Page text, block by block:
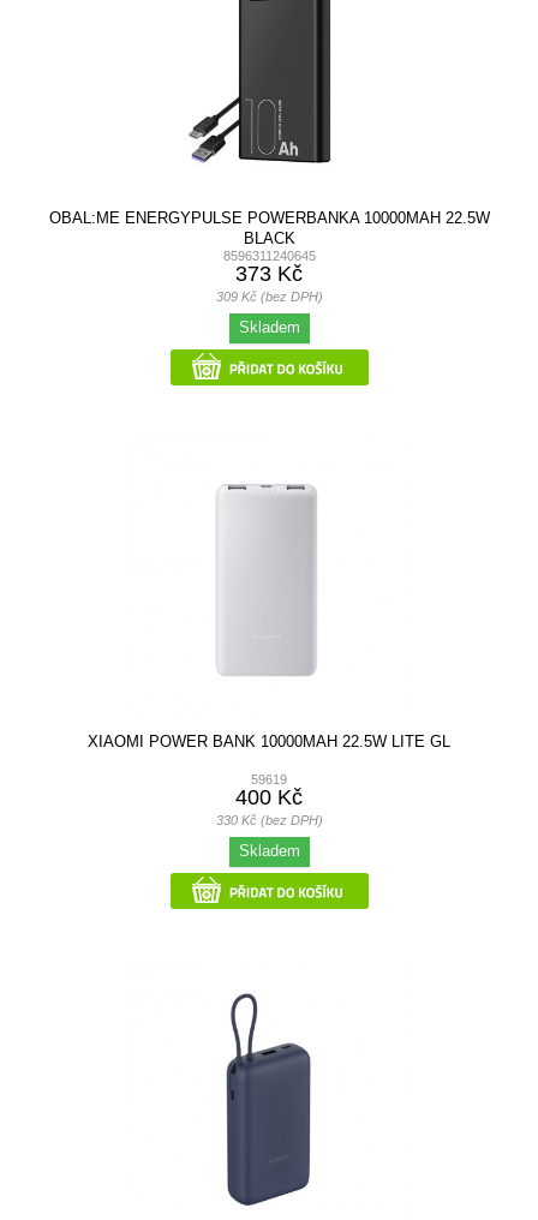
OBAL:ME ENERGYPULSE POWERBANKA 10000MAH 22.5W
BLACK
8596311240645
373 Kč
309 Kč (bez DPH)
Skladem
XIAOMI POWER BANK 10000MAH 22.5W LITE GL
59619
400 Kč
330 Kč (bez DPH)
Skladem